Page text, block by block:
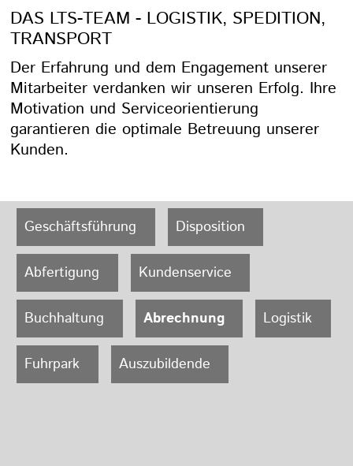
DAS LTS-TEAM - LOGISTIK, SPEDITION,
TRANSPORT
Der Erfahrung und dem Engagement unserer
Mitarbeiter verdanken wir unseren Erfolg. Ihre
Motivation und Serviceorientierung
garantieren die optimale Betreuung unserer
Kunden.
Geschäftsführung Disposition
Abfertigung Kundenservice
Buchhaltung Abrechnung Logistik
Fuhrpark Auszubildende